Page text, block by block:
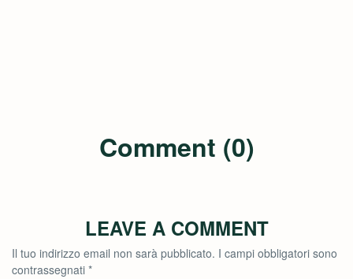
Comment (0)
LEAVE A COMMENT
Il tuo indirizzo email non sarà pubblicato. I campi obbligatori sono
contrassegnati *